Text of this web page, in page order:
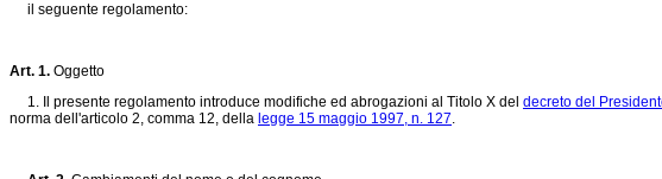
il seguente regolamento:
Art. 1. Oggetto
1. Il presente regolamento introduce modifiche ed abrogazioni al Titolo X del decreto del
norma dell'articolo 2, comma 12, della legge 15 maggio 1997, n. 127.